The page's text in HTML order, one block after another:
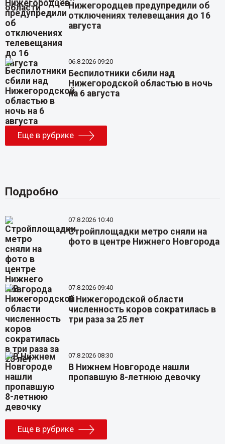
Нижегородцев предупредили об
отключениях телевещания до 16
августа
06.8.2026 09:20
Беспилотники сбили над
Нижегородской областью в ночь
на 6 августа
Еще в рубрике
Подробно
07.8.2026 10:40
Стройплощадки метро сняли на
фото в центре Нижнего Новгорода
07.8.2026 09:40
В Нижегородской области
численность коров сократилась в
три раза за 25 лет
07.8.2026 08:30
В Нижнем Новгороде нашли
пропавшую 8-летнюю девочку
Еще в рубрике